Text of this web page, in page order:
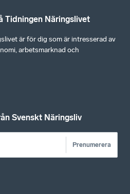
Tidningen Näringslivet
är för dig som är intresserad av
arbetsmarknad och
Svenskt Näringsliv
Prenumerera